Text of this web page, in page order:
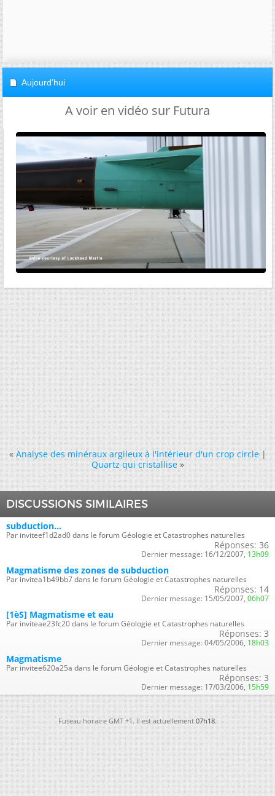
Aujourd'hui
A voir en vidéo sur Futura
« Analyse des minéraux argileux à l'intérieur d'un crop circle|
Quartz qui cristallise »
DISCUSSIONS SIMILAIRES
subduction...
Par inviteef1d2ad0 dans le forum Géologie et Catastrophes naturelles
Réponses: 36
Dernier message: 16/12/2007, 13h09
Magmatisme des zones de subduction
Par invitea1b49bb7 dans le forum Géologie et Catastrophes naturelles
Réponses: 14
Dernier message: 15/05/2007, 06h07
[1èS] Magmatisme et eau
Par inviteae23fc20 dans le forum Géologie et Catastrophes naturelles
Réponses: 3
Dernier message: 04/05/2006, 18h03
Magmatisme
Par invitee620a25a dans le forum Géologie et Catastrophes naturelles
Réponses: 3
Dernier message: 17/03/2006, 15h59
Fuseau horaire GMT +1. Il est actuellement07h18.